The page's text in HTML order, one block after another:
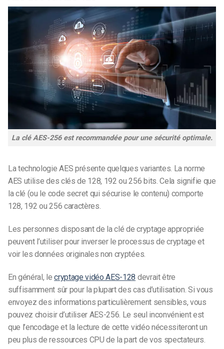
La clé AES-256 est recommandée pour une sécurité optimale.
La technologie AES présente quelques variantes. La norme
AES utilise des clés de 128, 192 ou 256 bits. Cela signifie que
la clé (ou le code secret qui sécurise le contenu) comporte
128, 192 ou 256 caractères.
Les personnes disposant de la clé de cryptage appropriée
peuvent l’utiliser pour inverser le processus de cryptage et
voir les données originales non cryptées.
En général, lecryptage vidéo AES-128 devrait être
suffisamment sûr pour la plupart des cas d’utilisation. Si vous
envoyez des informations particulièrement sensibles, vous
pouvez choisir d’utiliser AES-256. Le seul inconvénient est
que l’encodage et la lecture de cette vidéo nécessiteront un
peu plus de ressources CPU de la part de vos spectateurs.